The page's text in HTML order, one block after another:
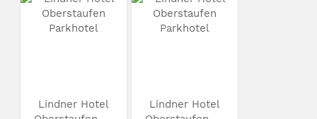
Lindner Hotel
Lindner Hotel